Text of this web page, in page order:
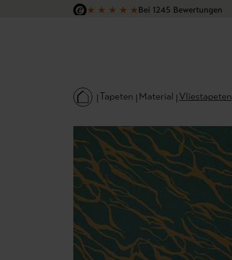
Hauptinhalt springen
Zur Suche springen
Zur Hauptnavigation springen
★ ★ ★ ★ ★Bei 1245 Bewertungen
Tapeten Material Vliestapeten